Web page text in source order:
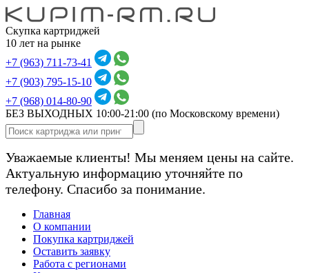
Скупка картриджей
10 лет на рынке
+7 (963) 711-73-41
+7 (903) 795-15-10
+7 (968) 014-80-90
БЕЗ ВЫХОДНЫХ 10:00-21:00 (по Московскому времени)
Уважаемые клиенты! Мы меняем цены на сайте.
Актуальную информацию уточняйте по
телефону. Спасибо за понимание.
Главная
О компании
Покупка картриджей
Оставить заявку
Работа с регионами